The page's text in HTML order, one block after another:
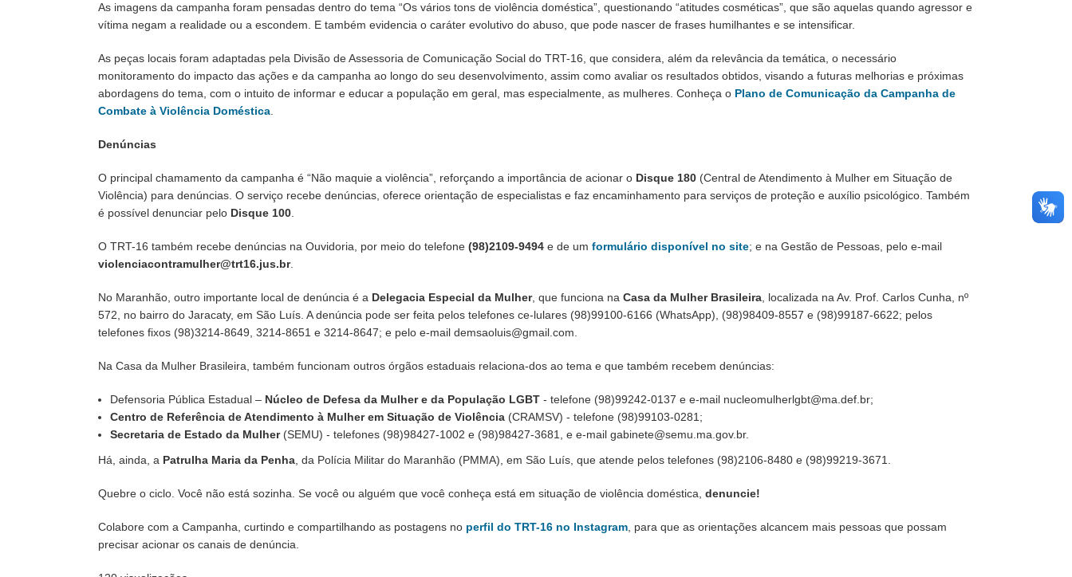
As imagens da campanha foram pensadas dentro do tema “Os vários tons de violência doméstica”, questionando “atitudes cosméticas”, que são aquelas quando agressor e
vítima negam a realidade ou a escondem. E também evidencia o caráter evolutivo do abuso, que pode nascer de frases humilhantes e se intensificar.
As peças locais foram adaptadas pela Divisão de Assessoria de Comunicação Social do TRT-16, que considera, além da relevância da temática, o necessário
monitoramento do impacto das ações e da campanha ao longo do seu desenvolvimento, assim como avaliar os resultados obtidos, visando a futuras melhorias e próximas
abordagens do tema, com o intuito de informar e educar a população em geral, mas especialmente, as mulheres. Conheça o Plano de Comunicação da Campanha de
Combate à Violência Doméstica.
Denúncias
O principal chamamento da campanha é “Não maquie a violência”, reforçando a importância de acionar o Disque 180(Central de Atendimento à Mulher em Situação de
Violência) para denúncias. O serviço recebe denúncias, oferece orientação de especialistas e faz encaminhamento para serviços de proteção e auxílio psicológico. Também
é possível denunciar pelo Disque 100.
O TRT-16 também recebe denúncias na Ouvidoria, por meio do telefone (98)2109-9494e de um formulário disponível no site; e na Gestão de Pessoas, pelo e-mail
violenciacontramulher@trt16.jus.br.
No Maranhão, outro importante local de denúncia é a Delegacia Especial da Mulher, que funciona na Casa da Mulher Brasileira, localizada na Av. Prof. Carlos Cunha, nº
572, no bairro do Jaracaty, em São Luís. A denúncia pode ser feita pelos telefones ce-lulares (98)99100-6166 (WhatsApp), (98)98409-8557 e (98)99187-6622; pelos
telefones fixos (98)3214-8649, 3214-8651 e 3214-8647; e pelo e-mail demsaoluis@gmail.com.
Na Casa da Mulher Brasileira, também funcionam outros órgãos estaduais relaciona-dos ao tema e que também recebem denúncias:
Defensoria Pública Estadual – Núcleo de Defesa da Mulher e da População LGBT- telefone (98)99242-0137 e e-mail nucleomulherlgbt@ma.def.br;
Centro de Referência de Atendimento à Mulher em Situação de Violência(CRAMSV) - telefone (98)99103-0281;
Secretaria de Estado da Mulher(SEMU) - telefones (98)98427-1002 e (98)98427-3681, e e-mail gabinete@semu.ma.gov.br.
Há, ainda, a Patrulha Maria da Penha, da Polícia Militar do Maranhão (PMMA), em São Luís, que atende pelos telefones (98)2106-8480 e (98)99219-3671.
Quebre o ciclo. Você não está sozinha. Se você ou alguém que você conheça está em situação de violência doméstica, denuncie!
Colabore com a Campanha, curtindo e compartilhando as postagens no perfil do TRT-16 no Instagram, para que as orientações alcancem mais pessoas que possam
precisar acionar os canais de denúncia.